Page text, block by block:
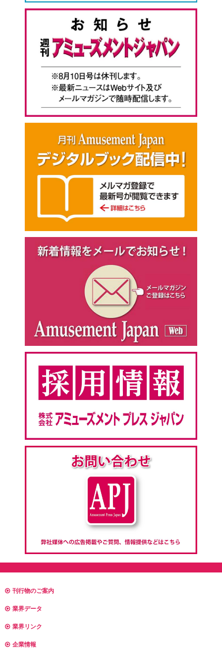
刊行物のご案内
業界データ
業界リンク
企業情報